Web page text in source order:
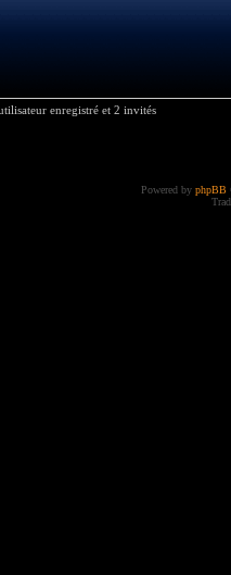
enregistré et 2 invités
Powered by phpBB